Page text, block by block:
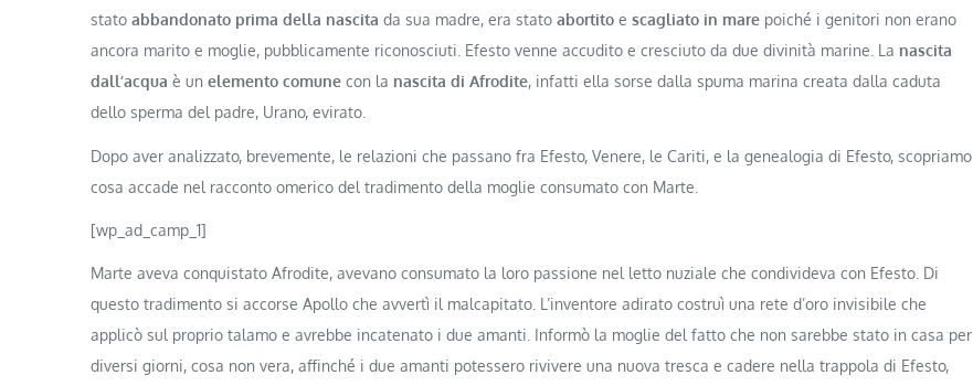
stato abbandonato prima della nascita da sua madre, era stato abortito e scagliato in mare poiché i genitori non erano
ancora marito e moglie, pubblicamente riconosciuti. Efesto venne accudito e cresciuto da due divinità marine. La nascita
dall’acqua è un elemento comune con la nascita di Afrodite, infatti ella sorse dalla spuma marina creata dalla caduta
dello sperma del padre, Urano, evirato.
Dopo aver analizzato, brevemente, le relazioni che passano fra Efesto, Venere, le Cariti, e la genealogia di Efesto, scopriamo
cosa accade nel racconto omerico del tradimento della moglie consumato con Marte.
[wp_ad_camp_1]
Marte aveva conquistato Afrodite, avevano consumato la loro passione nel letto nuziale che condivideva con Efesto. Di
questo tradimento si accorse Apollo che avvertì il malcapitato. L’inventore adirato costruì una rete d’oro invisibile che
applicò sul proprio talamo e avrebbe incatenato i due amanti. Informò la moglie del fatto che non sarebbe stato in casa per
diversi giorni, cosa non vera, affinché i due amanti potessero rivivere una nuova tresca e cadere nella trappola di Efesto,